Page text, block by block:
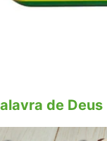
de Deus